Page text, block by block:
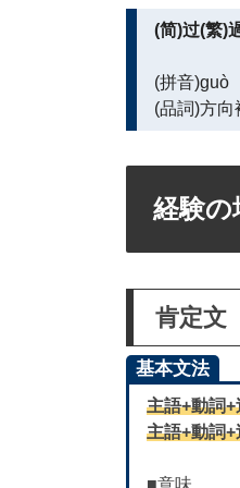
(简)过(繁)
(拼音)guò
(品詞)方向
経験の
肯定文
基本文法
主語+動詞
主語+動詞
■意味